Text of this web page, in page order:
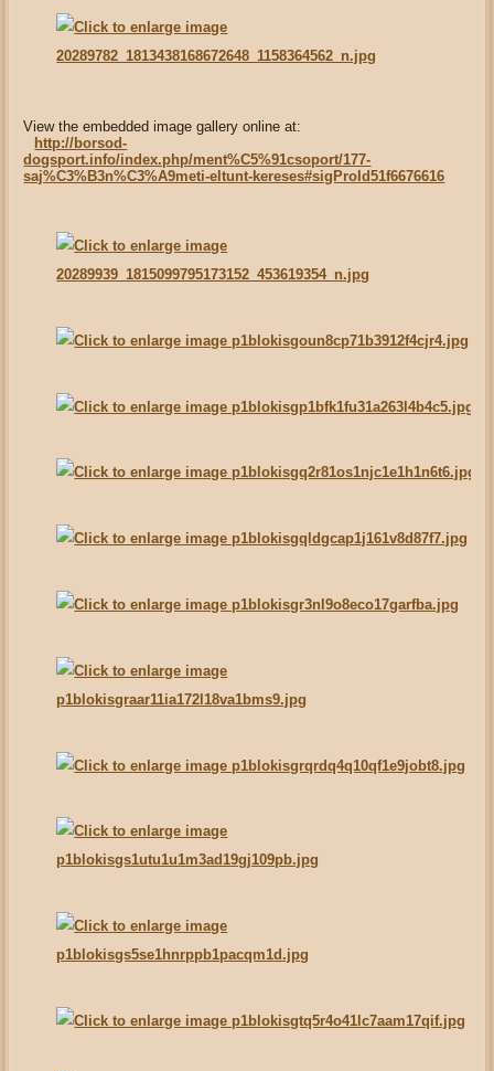
View the embedded image gallery online at:
http://borsod-
dogsport.info/index.php/ment%C5%91csoport/177-
saj%C3%B3n%C3%A9meti-eltunt-kereses#sigProId51f6676616